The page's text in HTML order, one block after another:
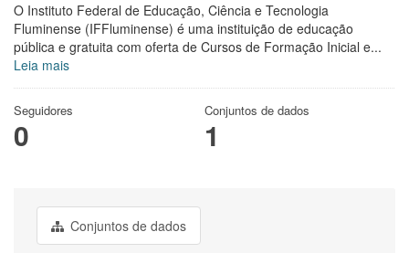
O Instituto Federal de Educação, Ciência e Tecnologia
Fluminense (IFFluminense) é uma instituição de educação
pública e gratuita com oferta de Cursos de Formação Inicial e...
Leia mais
Seguidores
0
Conjuntos de dados
1
Conjuntos de dados